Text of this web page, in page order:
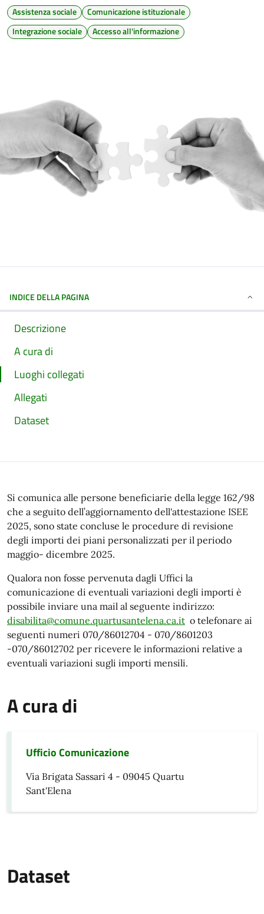
Assistenza sociale
Comunicazione istituzionale
Integrazione sociale
Accesso all'informazione
INDICE DELLA PAGINA
Descrizione
A cura di
Luoghi collegati
Allegati
Dataset
Si comunica alle persone beneficiarie della legge 162/98
che a seguito dell’aggiornamento dell'attestazione ISEE
2025, sono state concluse le procedure di revisione
degli importi dei piani personalizzati per il periodo
maggio- dicembre 2025.
Qualora non fosse pervenuta dagli Uffici la
comunicazione di eventuali variazioni degli importi è
possibile inviare una mail al seguente indirizzo:
disabilita@comune.quartusantelena.ca.it o telefonare ai
seguenti numeri 070/86012704 - 070/8601203
-070/86012702 per ricevere le informazioni relative a
eventuali variazioni sugli importi mensili.
A cura di
Ufficio Comunicazione
Via Brigata Sassari 4 - 09045 Quartu
Sant'Elena
Dataset